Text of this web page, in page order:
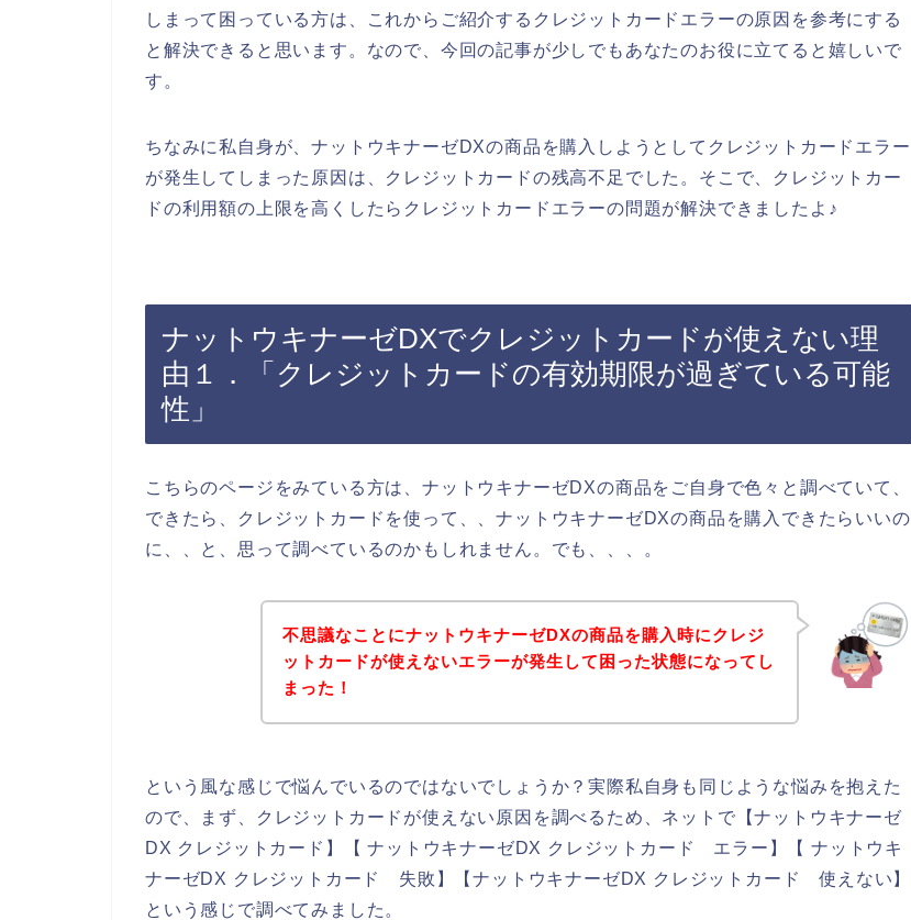
しまって困っている方は、これからご紹介するクレジットカードエラーの原因を参考にする
と解決できると思います。なので、今回の記事が少しでもあなたのお役に立てると嬉しいで
す。
ちなみに私自身が、ナットウキナーゼDXの商品を購入しようとしてクレジットカードエラー
が発生してしまった原因は、クレジットカードの残高不足でした。そこで、クレジットカー
ドの利用額の上限を高くしたらクレジットカードエラーの問題が解決できましたよ♪
ナットウキナーゼDXでクレジットカードが使えない理
由１．「クレジットカードの有効期限が過ぎている可能
性」
こちらのページをみている方は、ナットウキナーゼDXの商品をご自身で色々と調べていて、
できたら、クレジットカードを使って、、ナットウキナーゼDXの商品を購入できたらいいの
に、、と、思って調べているのかもしれません。でも、、、。
不思議なことにナットウキナーゼDXの商品を購入時にクレジ
ットカードが使えないエラーが発生して困った状態になってし
まった！
という風な感じで悩んでいるのではないでしょうか？実際私自身も同じような悩みを抱えた
ので、まず、クレジットカードが使えない原因を調べるため、ネットで【ナットウキナーゼ
DX クレジットカード】【 ナットウキナーゼDX クレジットカード エラー】【 ナットウキ
ナーゼDX クレジットカード 失敗】【ナットウキナーゼDX クレジットカード 使えない】
という感じで調べてみました。